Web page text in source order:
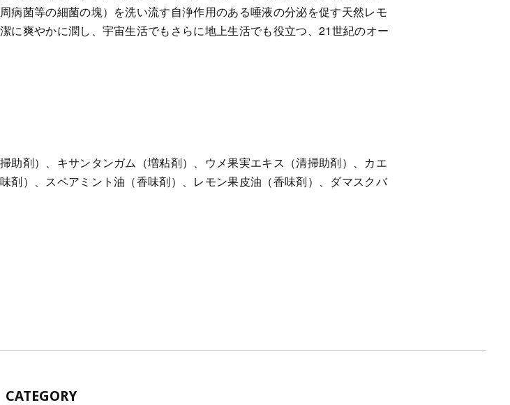
病菌等の細菌の塊）を洗い流す自浄作用のある唾液の分泌を促す天然レモ
に爽やかに潤し、宇宙生活でもさらに地上生活でも役立つ、21世紀のオー
助剤）、キサンタンガム（増粘剤）、ウメ果実エキス（清掃助剤）、カエ
剤）、スペアミント油（香味剤）、レモン果皮油（香味剤）、ダマスクバ
CATEGORY